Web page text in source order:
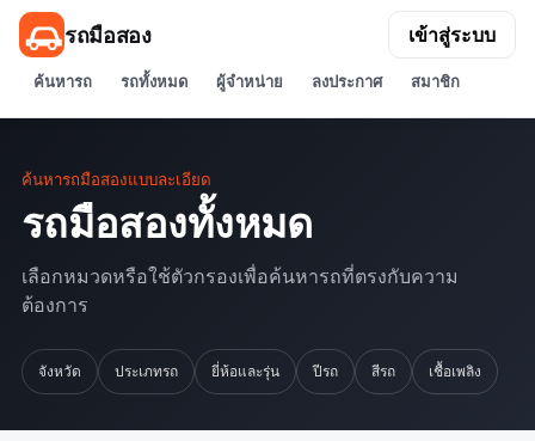
รถมือสอง
ค้นหารถ รถทั้งหมด ผู้จำหน่าย ลงประกาศ สมาชิก
เข้าสู่ระบบ
ค้นหารถมือสองแบบละเอียด
รถมือสองทั้งหมด
เลือกหมวดหรือใช้ตัวกรองเพื่อค้นหารถที่ตรงกับความ
ต้องการ
จังหวัด ประเภทรถ ยี่ห้อและรุ่น ปีรถ สีรถ เชื้อเพลิง